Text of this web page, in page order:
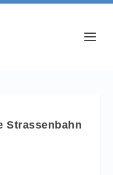
Strassenbahn